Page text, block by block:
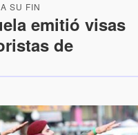
SU FIN
emitió visas
de